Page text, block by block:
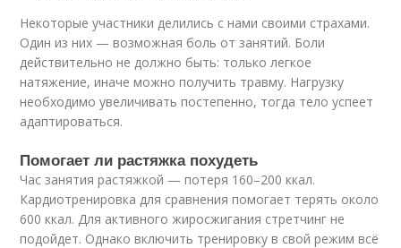
Некоторые участники делились с нами своими страхами.
Один из них — возможная боль от занятий. Боли
действительно не должно быть: только легкое
натяжение, иначе можно получить травму. Нагрузку
необходимо увеличивать постепенно, тогда тело успеет
адаптироваться.
Помогает ли растяжка похудеть
Час занятия растяжкой — потеря 160–200 ккал.
Кардиотренировка для сравнения помогает терять около
600 ккал. Для активного жиросжигания стретчинг не
подойдет. Однако включить тренировку в свой режим всё